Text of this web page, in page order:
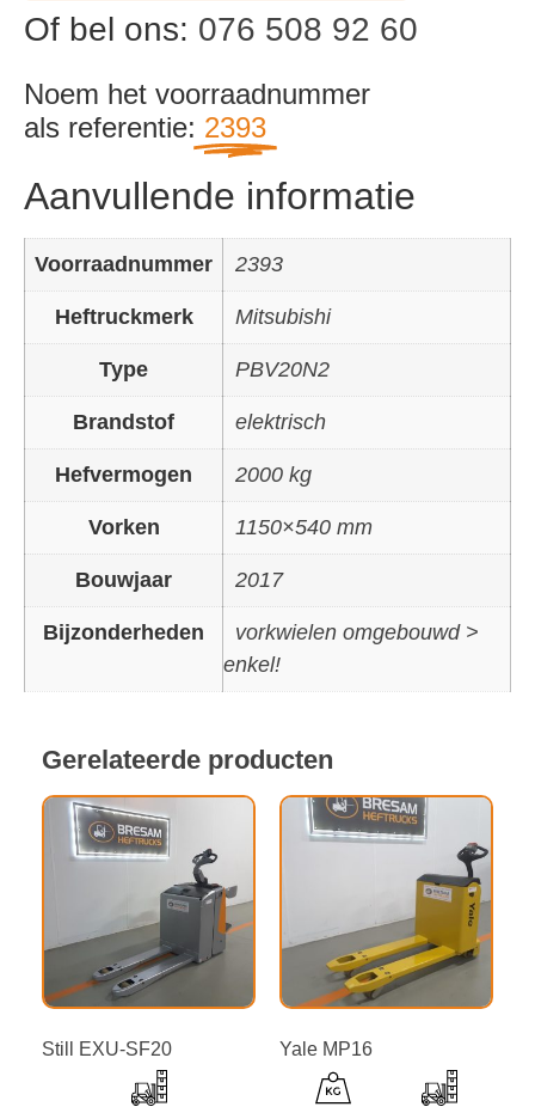
Of bel ons: 076 508 92 60
Noem het voorraadnummer
als referentie: 2393
Aanvullende informatie
Voorraadnummer 2393
Heftruckmerk Mitsubishi
Type PBV20N2
Brandstof elektrisch
Hefvermogen 2000 kg
Vorken 1150×540 mm
Bouwjaar 2017
Bijzonderheden
vorkwielen omgebouwd >
enkel!
Gerelateerde producten
Still EXU-SF20 Yale MP16